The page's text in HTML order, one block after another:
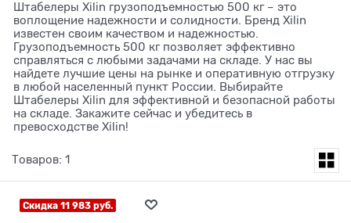
Штабелеры Xilin грузоподъемностью 500 кг – это
воплощение надежности и солидности. Бренд Xilin
известен своим качеством и надежностью.
Грузоподъемность 500 кг позволяет эффективно
справляться с любыми задачами на складе. У нас вы
найдете лучшие цены на рынке и оперативную отгрузку
в любой населенный пункт России. Выбирайте
Штабелеры Xilin для эффективной и безопасной работы
на складе. Закажите сейчас и убедитесь в
превосходстве Xilin!
Товаров: 1
Скидка 11 983 руб.